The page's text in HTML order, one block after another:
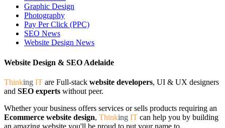
Graphic Design
Photography
Pay Per Click (PPC)
SEO News
Website Design News
Website Design & SEO Adelaide
Thinking IT are Full-stack website developers, UI & UX designers
and SEO experts without peer.
Whether your business offers services or sells products requiring an
Ecommerce website design, Thinking IT can help you by building
an amazing website you'll be proud to put your name to.